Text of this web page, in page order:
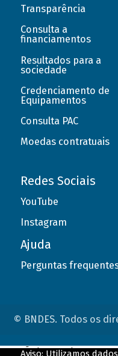
Transparência
Consulta a
financiamentos
Resultados para a
sociedade
Credenciamento de
Equipamentos
Consulta PAC
Moedas contratuais
Redes Sociais
YouTube
Instagram
Ajuda
Perguntas
© BNDES. Todos os
Aviso: Utilizamos
ConteÃºdo complementar